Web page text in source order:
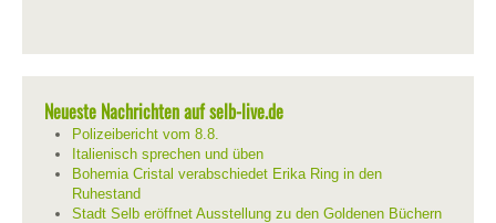
Neueste Nachrichten auf selb-live.de
Polizeibericht vom 8.8.
Italienisch sprechen und üben
Bohemia Cristal verabschiedet Erika Ring in den
Ruhestand
Stadt Selb eröffnet Ausstellung zu den Goldenen Büchern